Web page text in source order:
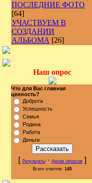
ПОСЛЕДНИЕ ФОТО
[64]
УЧАСТВУЕМ В
СОЗДАНИИ
АЛЬБОМА [26]
Наш опрос
Что для Вас главная
ценность?
Доброта
Успешность
Семья
Родина
Работа
Деньги
[ Результаты · Архив опросов ]
Всего ответов: 145